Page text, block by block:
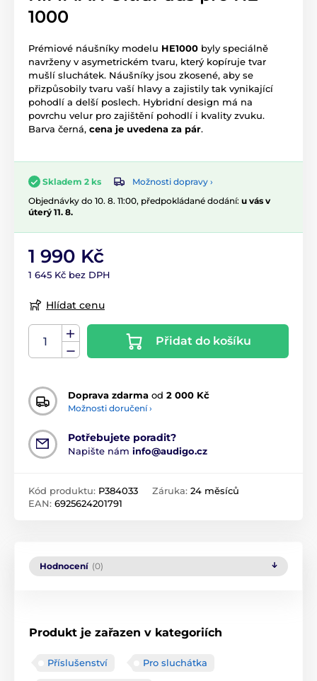
1000
Prémiové náušníky modelu HE1000 byly speciálně
navrženy v asymetrickém tvaru, který kopíruje tvar
mušlí sluchátek. Náušníky jsou zkosené, aby se
přizpůsobily tvaru vaší hlavy a zajistily tak vynikající
pohodlí a delší poslech. Hybridní design má na
povrchu velur pro zajištění pohodlí i kvality zvuku.
Barva černá, cena je uvedena za pár.
Skladem 2 ks
Možnosti dopravy ›
Objednávky do 10. 8. 11:00, předpokládané dodání: u vás v
úterý 11. 8.
1 990 Kč
1 645 Kč bez DPH
Hlídat cenu
Přidat do košíku
Doprava zdarma od 2 000 Kč
Možnosti doručení ›
Potřebujete poradit?
Napište nám info@audigo.cz
Kód produktu: P384033
EAN: 6925624201791
Záruka: 24 měsíců
Hodnocení (0)
Produkt je zařazen v kategoriích
Příslušenství Pro sluchátka